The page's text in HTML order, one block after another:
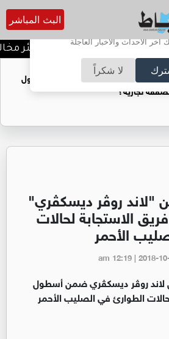
في تفعيل الإشعارات؟
آخر الأحداث والأخبار العاجلة
لا شكراً
البث المباشر
المياه: حملات امنية تضبط بئر
لتحقيق مكاسب مادية.. هل تحول
تجارية؟
"لاند روڤر ديسكڤري"
الاستجابة لحالات
الأحمر